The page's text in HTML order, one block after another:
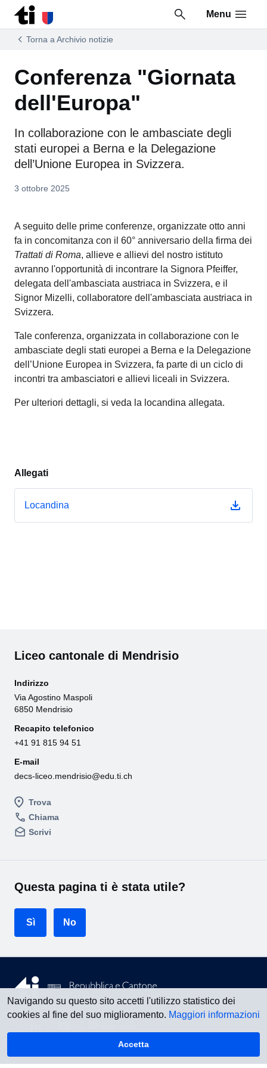
Navigando su questo sito accetti l'utilizzo statistico dei
cookies al fine del suo miglioramento. Maggiori informazioni
Accetta
Vai al contenuto della pagina
Vai al piè di pagina
Menu
Torna a Archivio notizie
Conferenza "Giornata
dell'Europa"
In collaborazione con le ambasciate degli
stati europei a Berna e la Delegazione
dell’Unione Europea in Svizzera.
3 ottobre 2025
A seguito delle prime conferenze, organizzate otto anni
fa in concomitanza con il 60° anniversario della firma dei
Trattati di Roma, allieve e allievi del nostro istituto
avranno l'opportunità di incontrare la Signora Pfeiffer,
delegata dell'ambasciata austriaca in Svizzera, e il
Signor Mizelli, collaboratore dell'ambasciata austriaca in
Svizzera.
Tale conferenza, organizzata in collaborazione con le
ambasciate degli stati europei a Berna e la Delegazione
dell’Unione Europea in Svizzera, fa parte di un ciclo di
incontri tra ambasciatori e allievi liceali in Svizzera.
Per ulteriori dettagli, si veda la locandina allegata.
Allegati
Locandina
Liceo cantonale di Mendrisio
Trova
Chiama
Scrivi
Indirizzo
Via Agostino Maspoli
6850 Mendrisio
Recapito telefonico
+41 91 815 94 51
E-mail
decs-liceo.mendrisio@edu.ti.ch
Questa pagina ti è stata utile?
Sì No